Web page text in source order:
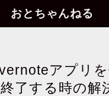
おとちゃんねる
アプリ
了する時の解